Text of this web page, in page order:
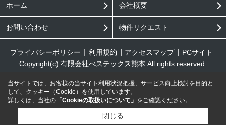
ホーム 会社概要
お問い合わせ 物件リクエスト
プライバシーポリシー 利用規約 アクセスマップ
PCサイト
Copyright(c) 有限会社べステックス熊本 All rights reserved.
当サイトでは、お客様の当サイト利用状況把握、サービス向上検討を目的と
して、クッキー（Cookie）を使用しています。
詳しくは、当社の 「Cookieの取扱いについて」 をご確認ください。
閉じる